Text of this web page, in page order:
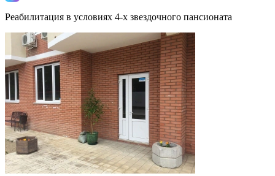
Реабилитация в условиях 4-х звездочного пансионата